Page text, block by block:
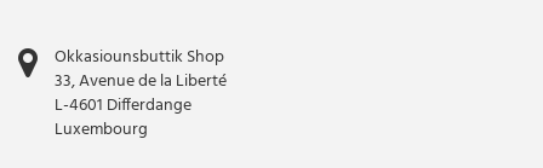
Okkasiounsbuttik Shop
33, Avenue de la Liberté
L-4601 Differdange
Luxembourg